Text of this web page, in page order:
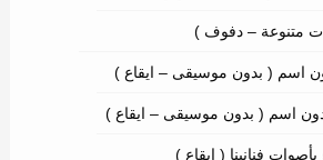
متنوعة – دفوف )
اسم ( بدون موسيقى – ايقاع )
اسم ( بدون موسيقى – ايقاع )
فنانينا ( ايقاع )